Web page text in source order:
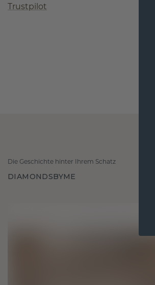
Trustpilot
Die Geschichte hinter Ihrem Schatz
DIAMONDSBYME